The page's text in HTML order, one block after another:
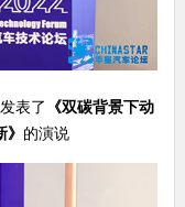
表了 《双碳背景下动
》 的演说